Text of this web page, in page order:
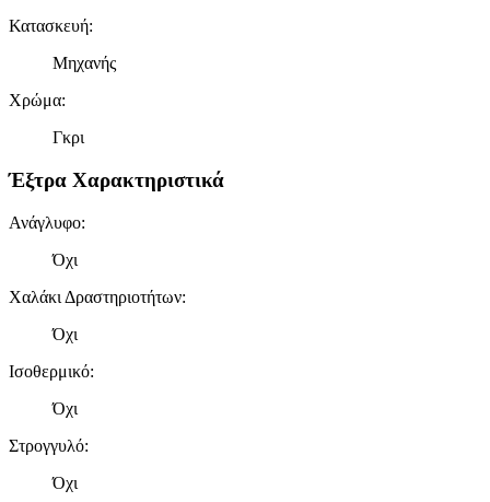
Κατασκευή:
Μηχανής
Χρώμα:
Γκρι
Έξτρα Χαρακτηριστικά
Ανάγλυφο:
Όχι
Χαλάκι Δραστηριοτήτων:
Όχι
Ισοθερμικό:
Όχι
Στρογγυλό:
Όχι